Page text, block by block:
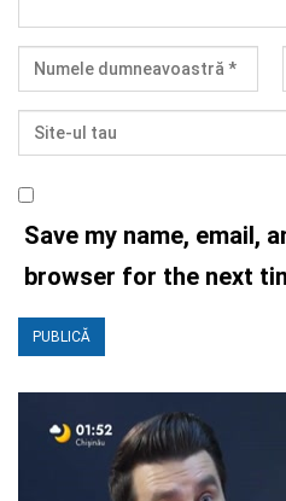
Save my name, email,
browser for the next